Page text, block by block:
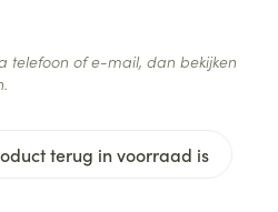
terug in voorraad is
telefoon of e-mail, dan bekijken